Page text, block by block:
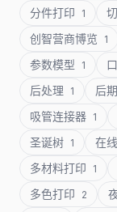
分件打印 1
创智营商博览 1
参数模型 1
后处理 1 后期
吸管连接器 1
圣诞树 1 在
多材料打印 1
多色打印 2